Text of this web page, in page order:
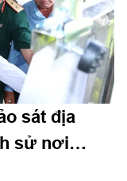
sát địa
sử nơi